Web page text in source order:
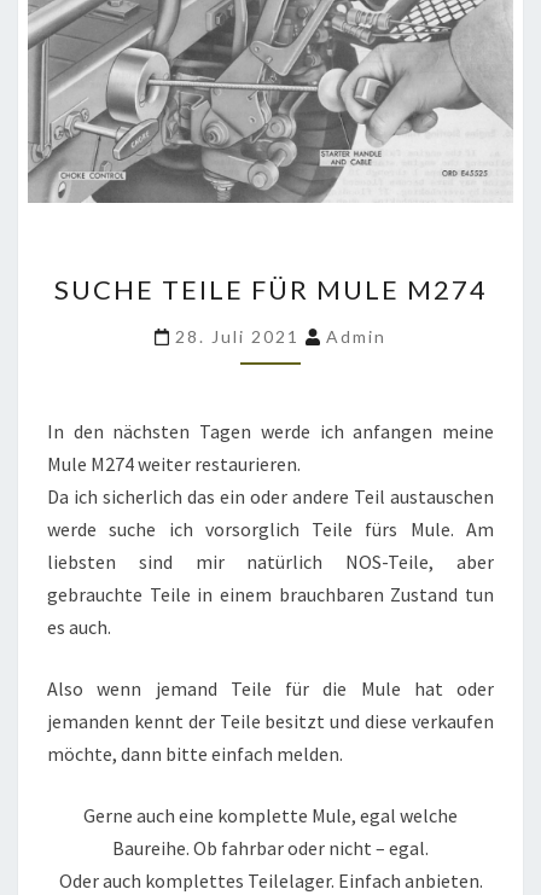
TEILE
FÜR
MULE
SUCHE TEILE FÜR MULE M274
28. Juli 2021 Admin
In den nächsten Tagen werde ich anfangen meine
Mule M274 weiter restaurieren.
Da ich sicherlich das ein oder andere Teil austauschen
werde suche ich vorsorglich Teile fürs Mule. Am
liebsten sind mir natürlich NOS-Teile, aber
gebrauchte Teile in einem brauchbaren Zustand tun
es auch.
Also wenn jemand Teile für die Mule hat oder
jemanden kennt der Teile besitzt und diese verkaufen
möchte, dann bitte einfach melden.
Gerne auch eine komplette Mule, egal welche
Baureihe. Ob fahrbar oder nicht – egal.
Oder auch komplettes Teilelager. Einfach anbieten.